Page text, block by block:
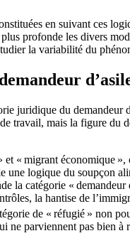
en suivant ces
profonde les divers
la variabilité du
juridique du demandeur
travail, mais la figure du
« migrant économique
logique du soupçon
catégorie « demandeur
la hantise de
de « réfugié » non
parviennent pas bien à